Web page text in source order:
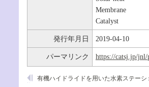
Membrane
Catalyst
発行年月日 2019-04-10
パーマリンク https://catsj.jp/jnl/